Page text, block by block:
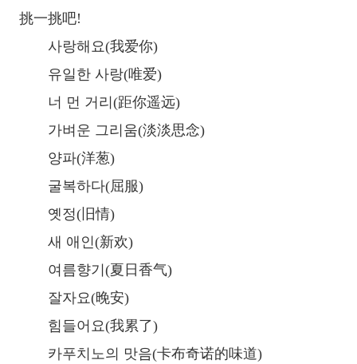
挑一挑吧!
사랑해요(我爱你)
유일한 사랑(唯爱)
너 먼 거리(距你遥远)
가벼운 그리움(淡淡思念)
양파(洋葱)
굴복하다(屈服)
옛정(旧情)
새 애인(新欢)
여름향기(夏日香气)
잘자요(晚安)
힘들어요(我累了)
카푸치노의 맛음(卡布奇诺的味道)